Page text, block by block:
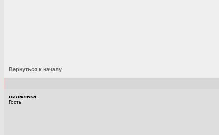
Вернуться к началу
пилюлька
Гость